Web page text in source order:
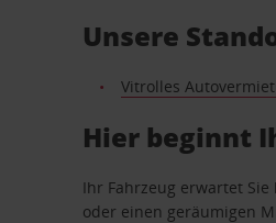
Unsere
Vitrolles
Hier beginnt
Ihr Fahrzeug erwartet
oder einen geräumigen